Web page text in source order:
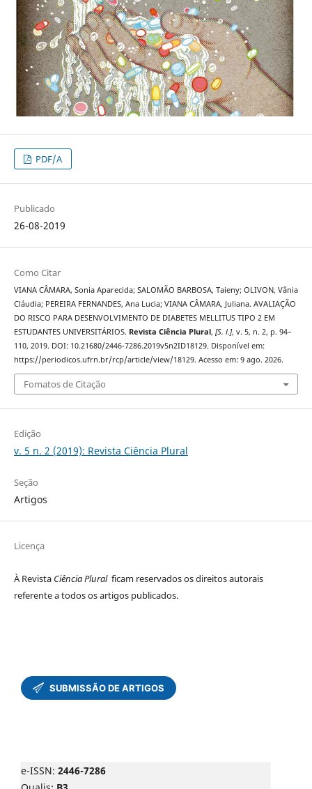
PDF/A
Publicado
26-08-2019
Como Citar
VIANA CÂMARA, Sonia Aparecida; SALOMÃO BARBOSA, Taieny; OLIVON, Vânia
Cláudia; PEREIRA FERNANDES, Ana Lucia; VIANA CÂMARA, Juliana. AVALIAÇÃO
DO RISCO PARA DESENVOLVIMENTO DE DIABETES MELLITUS TIPO 2 EM
ESTUDANTES UNIVERSITÁRIOS. Revista Ciência Plural, [S. l.], v. 5, n. 2, p. 94–
110, 2019. DOI: 10.21680/2446-7286.2019v5n2ID18129. Disponível em:
https://periodicos.ufrn.br/rcp/article/view/18129. Acesso em: 9 ago. 2026.
Fomatos de Citação
Edição
v. 5 n. 2 (2019): Revista Ciência Plural
Seção
Artigos
Licença
À Revista Ciência Plural ficam reservados os direitos autorais
referente a todos os artigos publicados.
e-ISSN: 2446-7286